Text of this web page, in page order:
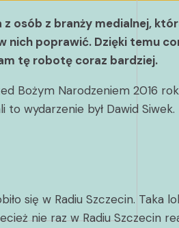
osób z branży medialnej,
poprawić. Dzięki temu
tę robotę coraz bardziej.
Narodzeniem 2016
wydarzenie był Dawid Siwek.
się w Radiu Szczecin. Taka
nie raz w Radiu Szczecin